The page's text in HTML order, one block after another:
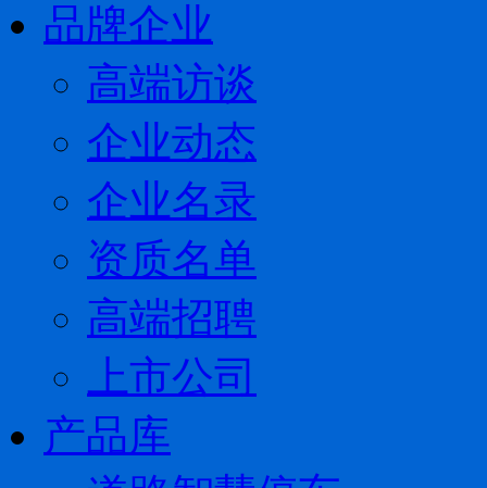
品牌企业
高端访谈
企业动态
企业名录
资质名单
高端招聘
上市公司
产品库